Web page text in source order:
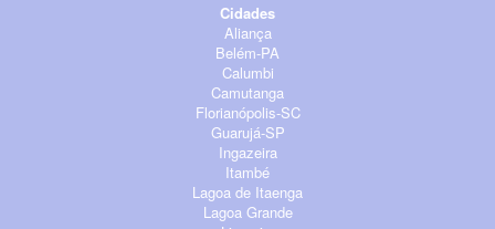
Cidades
Aliança
Belém-PA
Calumbi
Camutanga
Florianópolis-SC
Guarujá-SP
Ingazeira
Itambé
Lagoa de Itaenga
Lagoa Grande